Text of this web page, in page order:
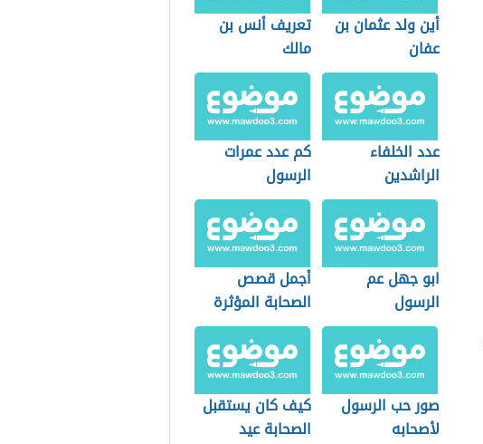
أين ولد عثمان بن
عفان
تعريف أنس بن
مالك
عدد الخلفاء
الراشدين
كم عدد عمرات
الرسول
ابو جهل عم
الرسول
أجمل قصص
الصحابة المؤثرة
صور حب الرسول
لأصحابه
كيف كان يستقبل
الصحابة عيد